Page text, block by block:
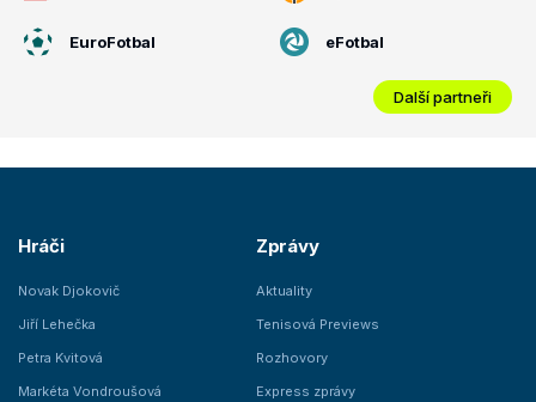
EuroFotbal eFotbal
Další partneři
Hráči
Novak Djokovič
Jiří Lehečka
Petra Kvitová
Markéta Vondroušová
Zprávy
Aktuality
Tenisová Previews
Rozhovory
Express zprávy